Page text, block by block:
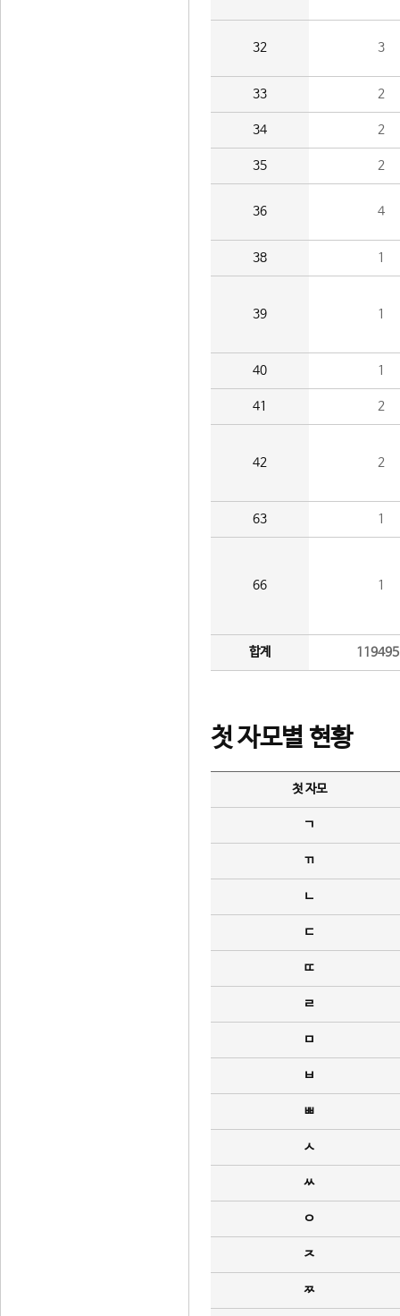
32 3
33 2
34 2
35 2
36 4
38 1
39 1
40 1
41 2
42 2
63 1
66 1
합계
첫 자모별 현황
첫 자모
ㄱ
ㄲ
ㄴ
ㄷ
ㄸ
ㄹ
ㅁ
ㅂ
ㅃ
ㅅ
ㅆ
ㅇ
ㅈ
ㅉ